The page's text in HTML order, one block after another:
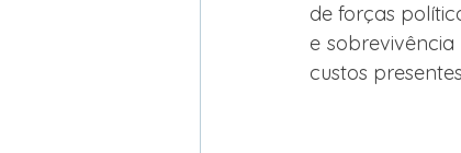
de forças
e
custos